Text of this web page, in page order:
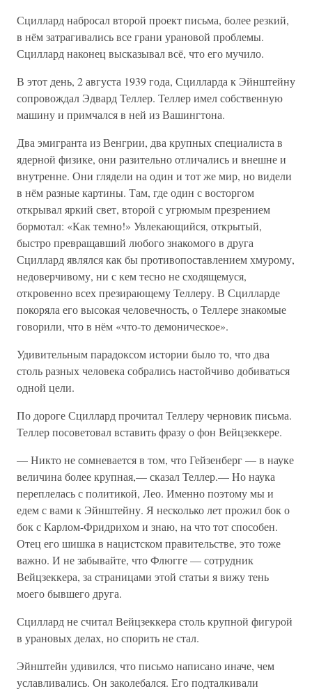
Сциллард набросал второй проект письма, более резкий,
в нём затрагивались все грани урановой проблемы.
Сциллард наконец высказывал всё, что его мучило.
В этот день, 2 августа 1939 года, Сцилларда к Эйнштейну
сопровождал Эдвард Теллер. Теллер имел собственную
машину и примчался в ней из Вашингтона.
Два эмигранта из Венгрии, два крупных специалиста в
ядерной физике, они разительно отличались и внешне и
внутренне. Они глядели на один и тот же мир, но видели
в нём разные картины. Там, где один с восторгом
открывал яркий свет, второй с угрюмым презрением
бормотал: «Как темно!» Увлекающийся, открытый,
быстро превращавший любого знакомого в друга
Сциллард являлся как бы противопоставлением хмурому,
недоверчивому, ни с кем тесно не сходящемуся,
откровенно всех презирающему Теллеру. В Сцилларде
покоряла его высокая человечность, о Теллере знакомые
говорили, что в нём «что-то демоническое».
Удивительным парадоксом истории было то, что два
столь разных человека собрались настойчиво добиваться
одной цели.
По дороге Сциллард прочитал Теллеру черновик письма.
Теллер посоветовал вставить фразу о фон Вейцзеккере.
— Никто не сомневается в том, что Гейзенберг — в науке
величина более крупная,— сказал Теллер.— Но наука
переплелась с политикой, Лео. Именно поэтому мы и
едем с вами к Эйнштейну. Я несколько лет прожил бок о
бок с Карлом-Фридрихом и знаю, на что тот способен.
Отец его шишка в нацистском правительстве, это тоже
важно. И не забывайте, что Флюгге — сотрудник
Вейцзеккера, за страницами этой статьи я вижу тень
моего бывшего друга.
Сциллард не считал Вейцзеккера столь крупной фигурой
в урановых делах, но спорить не стал.
Эйнштейн удивился, что письмо написано иначе, чем
уславливались. Он заколебался. Его подталкивали